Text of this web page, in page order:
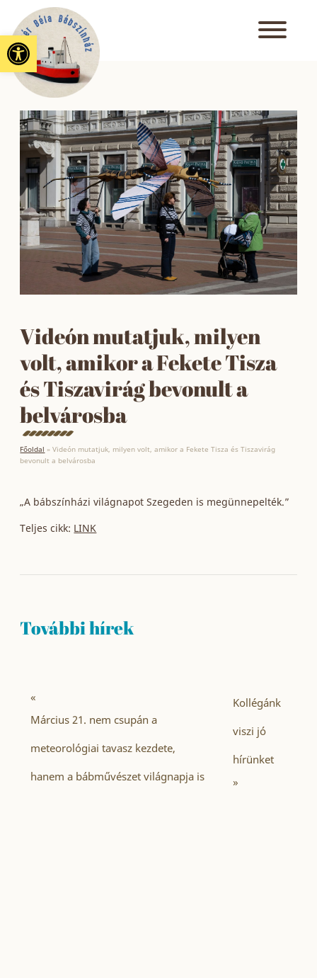
Eszköztár megnyitása
Videón mutatjuk, milyen
volt, amikor a Fekete Tisza
és Tiszavirág bevonult a
belvárosba
Főoldal »Videón mutatjuk, milyen volt, amikor a Fekete Tisza és Tiszavirág
bevonult a belvárosba
„A bábszínházi világnapot Szegeden is megünnepelték.”
Teljes cikk: LINK
További hírek
«
Március 21. nem csupán a
meteorológiai tavasz kezdete,
hanem a bábművészet világnapja is
Kollégánk
viszi jó
hírünket
»